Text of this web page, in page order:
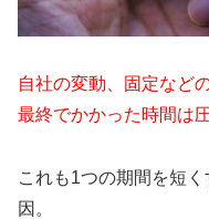
自社の変動、固定など
最終でかかった時間は
これも1つの期間を短
因。